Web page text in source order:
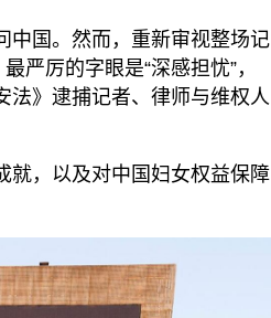
中国。然而，重新审视整场记
严厉的字眼是“深感担忧”，
法》逮捕记者、律师与维权人
就，以及对中国妇女权益保障